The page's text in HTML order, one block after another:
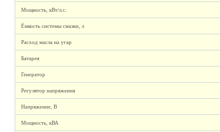
Мощность, кВт/л.с.
Ёмкость системы смазки, л
Расход масла на угар
Батарея
Генератор
Регулятор напряжения
Напряжение, В
Мощность, кВА